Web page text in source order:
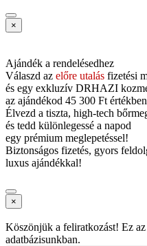
×
Ajándék a rendelésedhez
Válaszd az előre utalás fizetési
és egy exkluzív DRHAZI
az ajándékod 45 300 Ft
Élvezd a tiszta, high-tech
és tedd különlegessé a napod
egy prémium meglepetéssel!
Biztonságos fizetés, gyors
luxus ajándékkal!
×
Köszönjük a feliratkozást! Ez
adatbázisunkban.